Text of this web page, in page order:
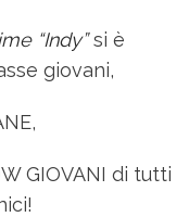
“Indy”si è
giovani,
GIOVANI di tutti